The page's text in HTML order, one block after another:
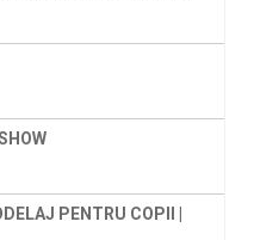
PENTRU COPII |